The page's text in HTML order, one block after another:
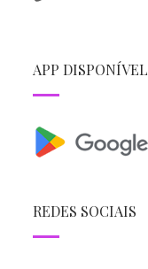
APP DISPONÍVEL
REDES SOCIAIS